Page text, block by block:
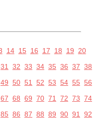
14 15 16 17 18 19 20
31 32 33 34 35 36 37 38
49 50 51 52 53 54 55
56
67 68 69 70 71 72 73 74
85 86 87 88 89 90 91 92